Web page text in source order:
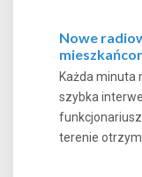
Nowe
Każda minuta
szybka
terenie